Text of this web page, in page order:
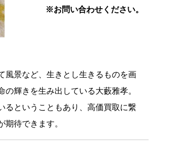
※お問い合わせください。
風景など、生きとし生きるものを画
の輝きを生み出している大藪雅孝。
るということもあり、高価買取に繋
期待できます。